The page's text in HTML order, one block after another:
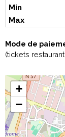
Mode de
(tickets
+
−